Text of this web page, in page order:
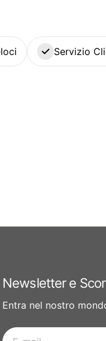
Servizio
Newsletter e
Entra nel nostro
E-